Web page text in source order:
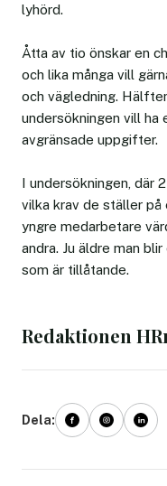
lyhörd.
Åtta av tio önskar en
och lika många vill
och vägledning.
undersökningen vill ha
avgränsade uppgifter.
I undersökningen, där
vilka krav de ställer
yngre medarbetare
andra. Ju äldre man
som är tillåtande.
Redaktionen
Dela: